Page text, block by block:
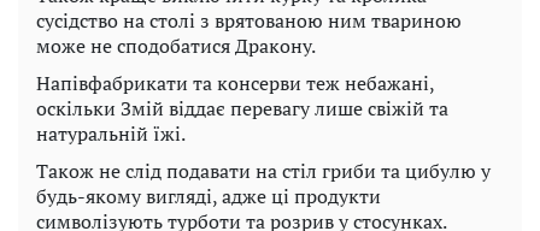
сусідство на столі з врятованою ним твариною
може не сподобатися Дракону.
Напівфабрикати та консерви теж небажані,
оскільки Змій віддає перевагу лише свіжій та
натуральній їжі.
Також не слід подавати на стіл гриби та цибулю у
будь-якому вигляді, адже ці продукти
символізують турботи та розрив у стосунках.